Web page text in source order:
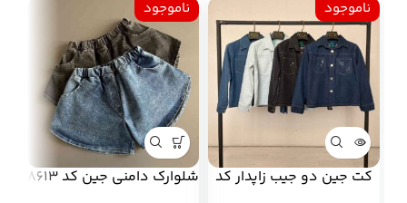
ناموجود
کت جین دو جیب زاپدار کد
ناموجود
شلوارک دامنی جین کد 8613